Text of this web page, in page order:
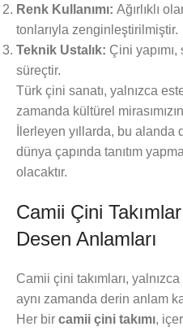
Renk Kullanımı: Ağırlıklı
tonlarıyla zenginleştirilmiştir.
Teknik Ustalık: Çini
süreçtir.
Türk çini sanatı, yalnızca
zamanda kültürel
İlerleyen yıllarda, bu
dünya çapında tanıtım
olacaktır.
Camii Çini
Desen Anlamları
Camii çini takımları,
aynı zamanda derin anlam
Her bir camii çini takımı,